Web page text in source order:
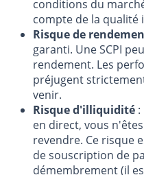
conditions du
compte de la qualité
Risque de
garanti. Une SCPI
rendement. Les
préjugent
venir.
Risque d'illiquidité
en direct, vous
revendre. Ce risque
de souscription de
démembrement (il